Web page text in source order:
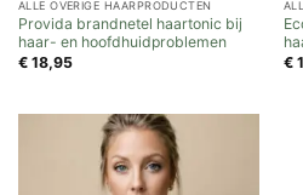
ALLE OVERIGE HAARPRODUCTEN
Provida brandnetel haartonic bij
haar- en hoofdhuidproblemen
€18,95
€